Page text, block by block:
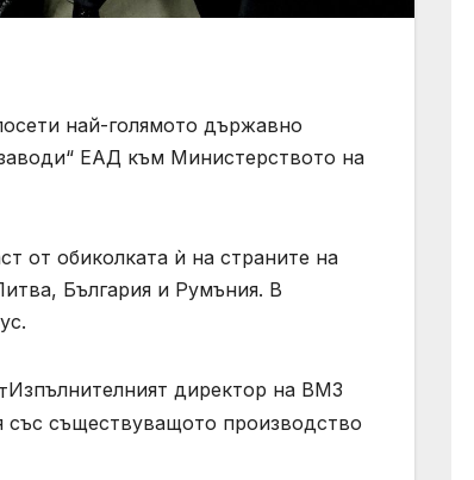
най-голямото държавно
ЕАД към Министерството на
от обиколката ѝ на страните на
България и Румъния. В
Изпълнителният директор на ВМЗ
със съществуващото производство